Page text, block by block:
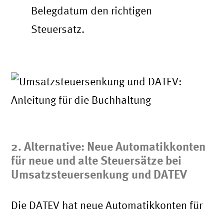
Belegdatum den richtigen
Steuersatz.
2. Alternative: Neue Automatikkonten
für neue und alte Steuersätze bei
Umsatzsteuersenkung und DATEV
Die DATEV hat neue Automatikkonten für